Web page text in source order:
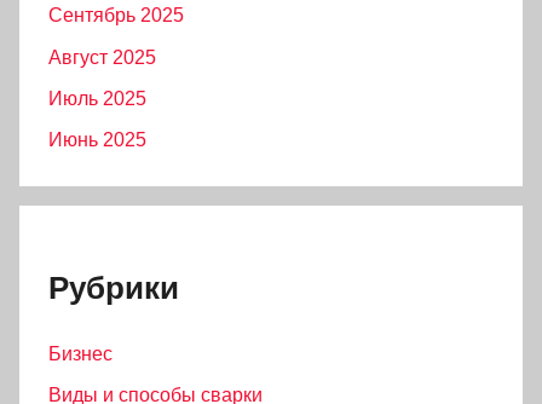
Сентябрь 2025
Август 2025
Июль 2025
Июнь 2025
Рубрики
Бизнес
Виды и способы сварки